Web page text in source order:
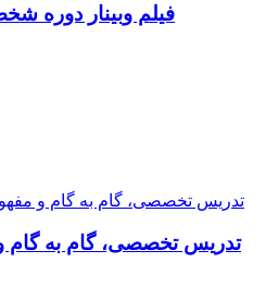
فیلم وبینار دوره شخصیت
تدریس تخصصی، گام به